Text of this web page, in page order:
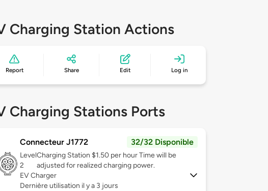
Charging Station Actions
Report Share Edit Log in
Charging Stations Ports
Connecteur J1772 32/32 Disponible
Level
2
Charging Station $1.50 per hour Time will be
adjusted for realized charging power.
EV Charger
Dernière utilisation il y a 3 jours